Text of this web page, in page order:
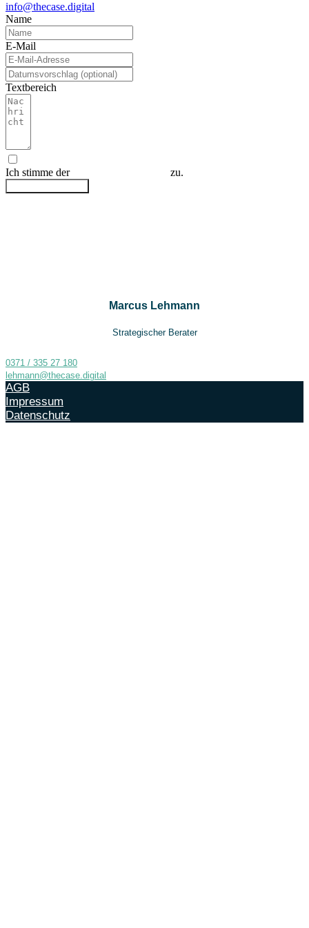
info@thecase.digital
Name
E-Mail
Textbereich
Ich stimme der zu.
Marcus Lehmann
Strategischer Berater
0371 / 335 27 180
lehmann@thecase.digital
AGB
Impressum
Datenschutz